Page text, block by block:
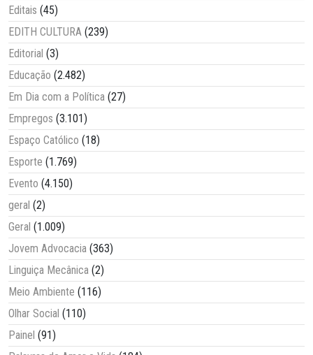
Editais (45)
EDITH CULTURA (239)
Editorial (3)
Educação (2.482)
Em Dia com a Política (27)
Empregos (3.101)
Espaço Católico (18)
Esporte (1.769)
Evento (4.150)
geral (2)
Geral (1.009)
Jovem Advocacia (363)
Linguiça Mecânica (2)
Meio Ambiente (116)
Olhar Social (110)
Painel (91)